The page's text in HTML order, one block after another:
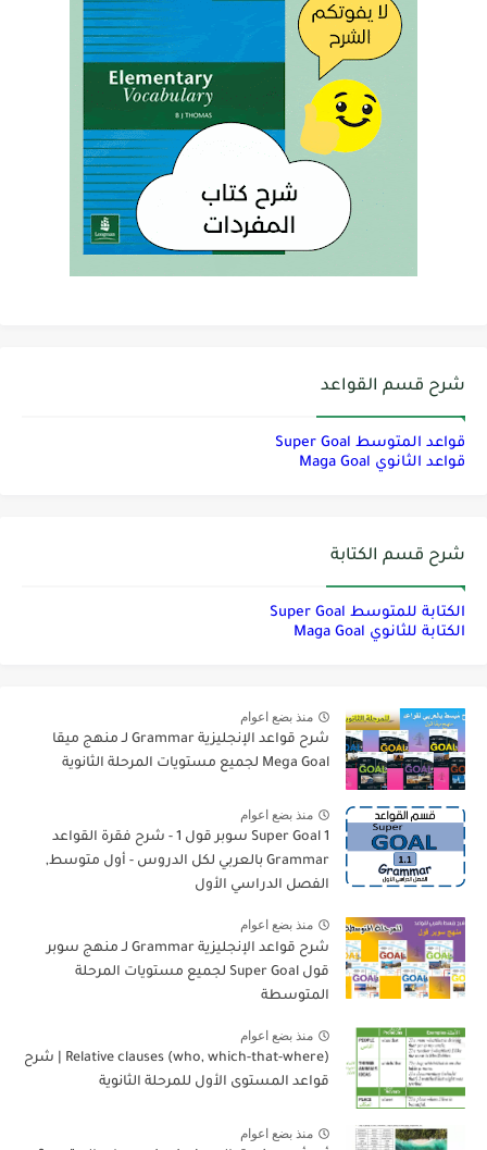
شرح قسم القواعد
قواعد المتوسط Super Goal
قواعد الثانوي Maga Goal
شرح قسم الكتابة
الكتابة للمتوسط Super Goal
الكتابة للثانوي Maga Goal
منذ بضع اعوام
شرح قواعد الإنجليزية Grammar لـ منهج ميقا
Mega Goal لجميع مستويات المرحلة الثانوية
منذ بضع اعوام
Super Goal 1 سوبر قول 1 - شرح فقرة القواعد
Grammar بالعربي لكل الدروس - أول متوسط,
الفصل الدراسي الأول
منذ بضع اعوام
شرح قواعد الإنجليزية Grammar لـ منهج سوبر
قول Super Goal لجميع مستويات المرحلة
المتوسطة
منذ بضع اعوام
Relative clauses (who, which-that-where) | شرح
قواعد المستوى الأول للمرحلة الثانوية
منذ بضع اعوام